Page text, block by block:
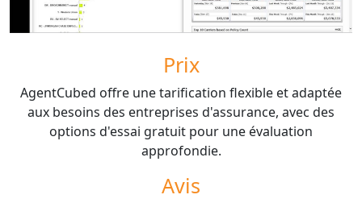
Prix
AgentCubed offre une tarification flexible et adaptée
aux besoins des entreprises d'assurance, avec des
options d'essai gratuit pour une évaluation
approfondie.
Avis